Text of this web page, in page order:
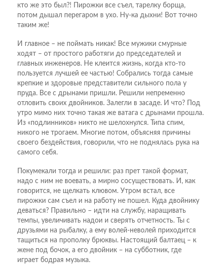
кто же это был?! Пирожки все съел, тарелку борща,
потом дышал перегаром в ухо. Ну-ка дыхни! Вот точно
таким же!
И главное – не поймать никак! Все мужики смурные
ходят – от простого работяги до председателей и
главных инженеров. Не клеится жизнь, когда кто-то
пользуется лучшей ее частью! Собрались тогда самые
крепкие и здоровые представители сильного пола у
пруда. Все с дрынами пришли. Решили непременно
отловить своих двойников. Залегли в засаде. И что? Под
утро мимо них точно такая же ватага с дрынами прошла.
Из «подлинников» никто не шелохнулся. Типа спим,
никого не трогаем. Многие потом, объясняя причины
своего бездействия, говорили, что не поднялась рука на
самого себя.
Покумекали тогда и решили: раз прет такой формат,
надо с ним не воевать, а мирно сосуществовать. И, как
говорится, не щелкать клювом. Утром встал, все
пирожки сам съел и на работу не пошел. Куда двойнику
деваться? Правильно – идти на службу, наращивать
темпы, увеличивать надои и сверять отчетность. Ты с
друзьями на рыбалку, а ему волей-неволей приходится
тащиться на прополку брюквы. Настоящий балтаец – к
жене под бочок, а его двойник – на субботник, где
играет бодрая музыка.